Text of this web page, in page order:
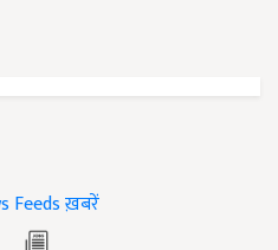
ख़बरें